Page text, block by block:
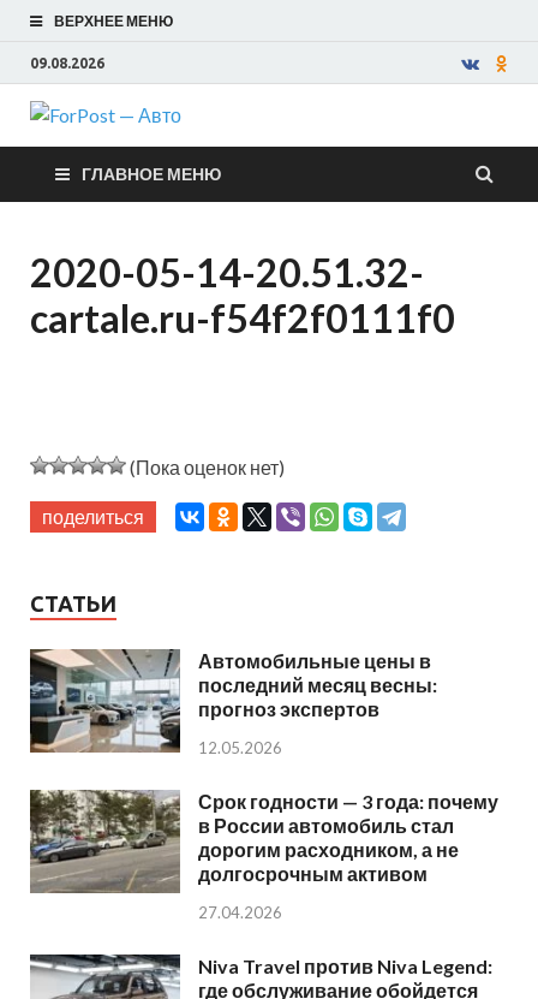
ВЕРХНЕЕ МЕНЮ
09.08.2026
ForPost —
Авто
ГЛАВНОЕ МЕНЮ
2020-05-14-20.51.32-
cartale.ru-f54f2f0111f0
(Пока оценок нет)
поделиться
СТАТЬИ
Автомобильные цены в
последний месяц весны:
прогноз экспертов
12.05.2026
Срок годности — 3 года: почему
в России автомобиль стал
дорогим расходником, а не
долгосрочным активом
27.04.2026
Niva Travel против Niva Legend:
где обслуживание обойдется